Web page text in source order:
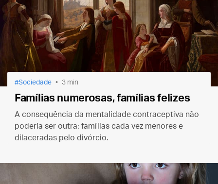
Sociedade 3 min
Famílias numerosas, famílias felizes
A consequência da mentalidade contraceptiva não
poderia ser outra: famílias cada vez menores e
dilaceradas pelo divórcio.